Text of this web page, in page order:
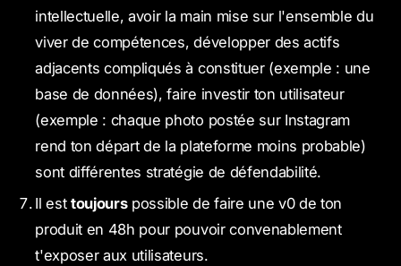
intellectuelle, avoir la main mise sur l'ensemble du
viver de compétences, développer des actifs
adjacents compliqués à constituer (exemple : une
base de données), faire investir ton utilisateur
(exemple : chaque photo postée sur Instagram
rend ton départ de la plateforme moins probable)
sont différentes stratégie de défendabilité.
Il est toujourspossible de faire une v0 de ton
produit en 48h pour pouvoir convenablement
t'exposer aux utilisateurs.